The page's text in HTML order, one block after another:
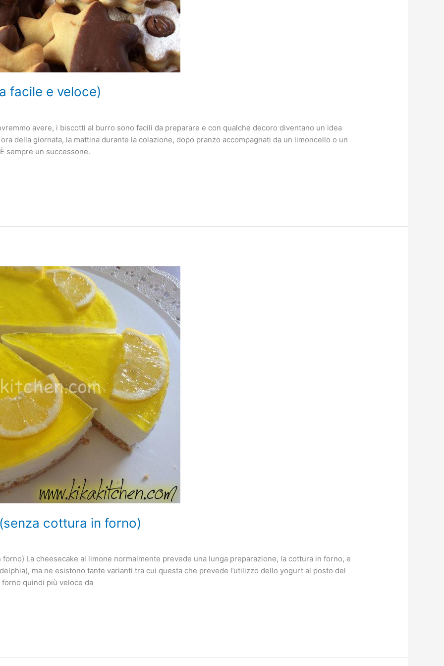
facile e veloce)
avere, i biscotti al burro sono facili da preparare e con qualche decoro diventano un idea
della giornata, la mattina durante la colazione, dopo pranzo accompagnati da un limoncello o un
sempre un successone.
cottura in forno)
La cheesecake al limone normalmente prevede una lunga preparazione, la cottura in forno, e
ma ne esistono tante varianti tra cui questa che prevede l’utilizzo dello yogurt al posto del
quindi più veloce da